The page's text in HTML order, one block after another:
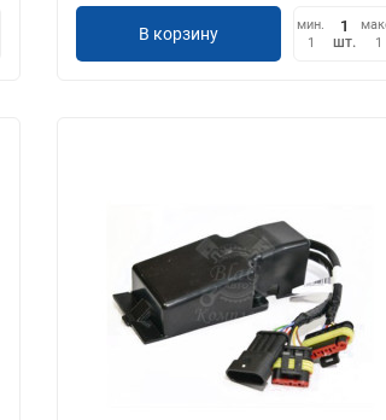
В корзину
мин.
1
шт.
1